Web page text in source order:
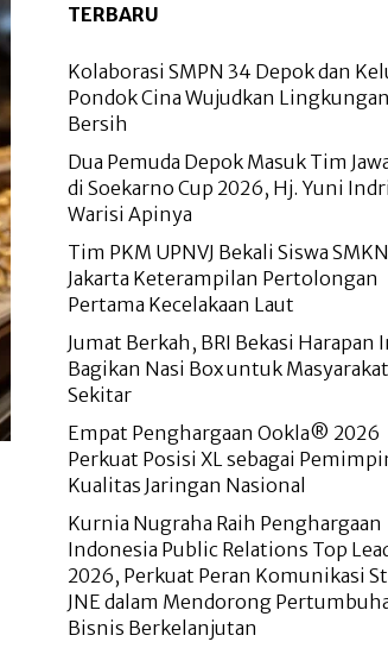
TERBARU
Kolaborasi SMPN 34 Depok dan
Pondok Cina Wujudkan Lingkungan
Bersih
Dua Pemuda Depok Masuk Tim
di Soekarno Cup 2026, Hj. Yuni
Warisi Apinya
Tim PKM UPNVJ Bekali Siswa
Jakarta Keterampilan Pertolongan
Pertama Kecelakaan Laut
Jumat Berkah, BRI Bekasi Harapan
Bagikan Nasi Box untuk Masyarakat
Sekitar
Empat Penghargaan Ookla® 2026
Perkuat Posisi XL sebagai
Kualitas Jaringan Nasional
Kurnia Nugraha Raih Penghargaan
Indonesia Public Relations Top
2026, Perkuat Peran Komunikasi
JNE dalam Mendorong
Bisnis Berkelanjutan